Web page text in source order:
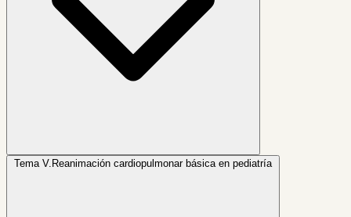
Tema V. Reanimación cardiopulmonar básica en pediatría